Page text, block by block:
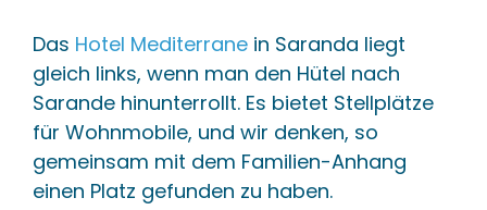
Hotelparkplatz
Sarande
Parkplatz eines Hotels in Sarande, oft von Gästen
genutzt.
+
🔗 In diesem Content
Das Hotel Mediterrane in Saranda liegt
gleich links, wenn man den Hütel nach
Sarande hinunterrollt. Es bietet Stellplätze
für Wohnmobile, und wir denken, so
gemeinsam mit dem Familien-Anhang
einen Platz gefunden zu haben.